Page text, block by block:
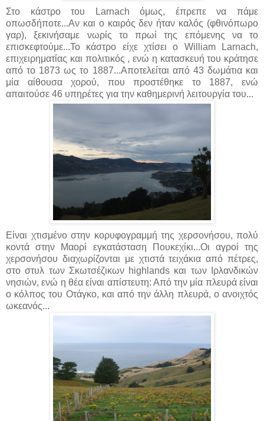
Στο κάστρο του Larnach όμως, έπρεπε να πάμε
οπωσδήποτε...Αν και ο καιρός δεν ήταν καλός (φθινόπωρο
γαρ), ξεκινήσαμε νωρίς το πρωί της επόμενης να το
επισκεφτούμε...Το κάστρο είχε χτίσει ο William Larnach,
επιχειρηματίας και πολιτικός , ενώ η κατασκευή του κράτησε
από το 1873 ως το 1887...Αποτελείται από 43 δωμάτια και
μία αίθουσα χορού, που προστέθηκε το 1887, ενώ
απαιτούσε 46 υπηρέτες για την καθημερινή λειτουργία του...
Είναι χτισμένο στην κορυφογραμμή της χερσονήσου, πολύ
κοντά στην Μαορί εγκατάσταση Πουκεχίκι...Οι αγροί της
χερσονήσου διαχωρίζονται με χτιστά τειχάκια από πέτρες,
στο στυλ των Σκωτσέζικων highlands και των Ιρλανδικών
νησιών, ενώ η θέα είναι απίστευτη: Από την μία πλευρά είναι
ο κόλπος του Οτάγκο, και από την άλλη πλευρά, ο ανοιχτός
ωκεανός...